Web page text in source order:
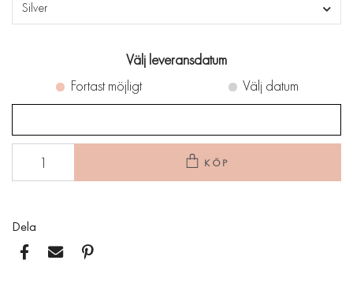
Silver
Välj leveransdatum
Fortast möjligt
Välj datum
KÖP
Dela